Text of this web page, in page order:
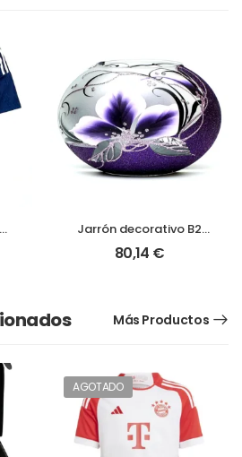
Jarrón decorativo B2
Studio | Arte íntimo y
elegancia para tu
80,14 €
Más Productos
AGOTADO